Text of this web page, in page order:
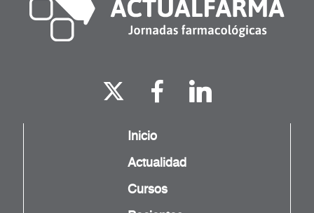
Inicio
Actualidad
Cursos